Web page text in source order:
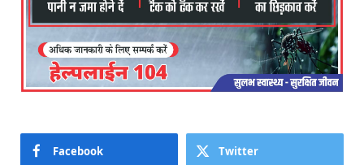
Facebook Twitter